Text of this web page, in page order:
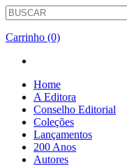
Carrinho (0)
Home
A Editora
Conselho Editorial
Coleções
Lançamentos
200 Anos
Autores